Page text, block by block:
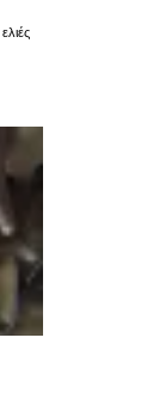
ελιές